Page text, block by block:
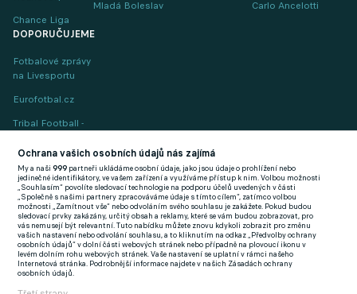
Chance Liga
Mladá Boleslav
Carlo Ancelotti
DOPORUČUJEME
Fotbalové zprávy
na Livesportu
Eurofotbal.cz
Tribal Football -
(EN)
FlashFutbal (SK)
Tenisportal.cz
Tenisové zprávy
na Livesportu
Ochrana vašich osobních údajů nás zajímá
My a naši999 partneři ukládáme osobní údaje, jako jsou údaje o prohlížení nebo
jedinečné identifikátory, ve vašem zařízení a využíváme přístup k nim. Volbou možnosti
„Souhlasím“ povolíte sledovací technologie na podporu účelů uvedených v části
„Společně s našimi partnery zpracováváme údaje s tímto cílem“, zatímco volbou
možnosti „Zamítnout vše“ nebo odvoláním svého souhlasu je zakážete. Pokud budou
sledovací prvky zakázány, určitý obsah a reklamy, které se vám budou zobrazovat, pro
vás nemusejí být relevantní. Tuto nabídku můžete znovu kdykoli zobrazit pro změnu
vašich nastavení nebo odvolání souhlasu, a to kliknutím na odkaz „Předvolby ochrany
osobních údajů“ v dolní části webových stránek nebo případně na plovoucí ikonu v
levém dolním rohu webových stránek. Vaše nastavení se uplatní v rámci našeho
Internetová stránka. Podrobnější informace najdete v našich Zásadách ochrany
osobních údajů.